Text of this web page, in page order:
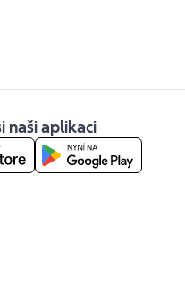
naši aplikaci